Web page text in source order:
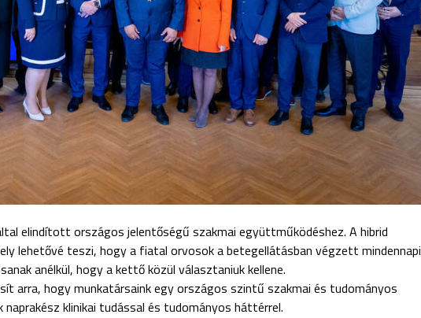
elindított országos jelentőségű szakmai együttműködéshez. A hibrid
lehetővé teszi, hogy a fiatal orvosok a betegellátásban végzett mindennapi
anélkül, hogy a kettő közül választaniuk kellene.
arra, hogy munkatársaink egy országos szintű szakmai és tudományos
klinikai tudással és tudományos háttérrel.